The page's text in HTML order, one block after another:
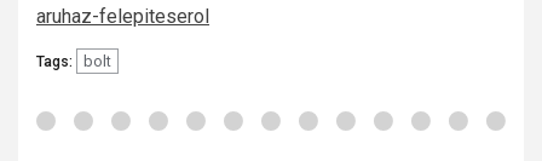
aruhaz-felepiteserol
Tags: bolt